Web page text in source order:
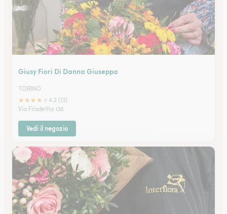
Giusy Fiori Di Danna Giuseppa
TORINO
★★★★
4.2 (13)
Via Filadelfia 136
Vedi il negozio